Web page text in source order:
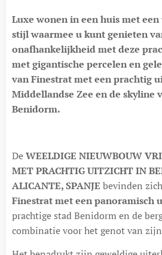
Luxe wonen in een huis met
stijl waarmee u kunt genieten
onafhankelijkheid met deze
met gigantische percelen en
van Finestrat met een prachtig
Middellandse Zee en de skyline
Benidorm.
DeWEELDIGE NIEUWBOUW
MET PRACHTIG UITZICHT IN
ALICANTE, SPANJE bevinden
Finestrat met een panoramisch
prachtige stad Benidorm en de
combinatie voor het genot van